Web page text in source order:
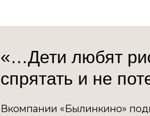
«…Дети любят
спрятать и не
Вкомпании «Былинкино»